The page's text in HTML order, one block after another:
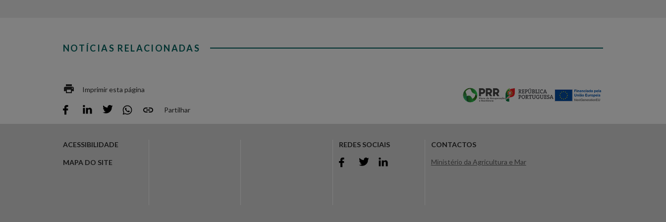
NOTÍCIAS RELACIONADAS
Imprimir esta página
Partilhar
ACESSIBILIDADE
MAPA DO SITE
REDES SOCIAIS CONTACTOS
Ministério da Agricultura e Mar